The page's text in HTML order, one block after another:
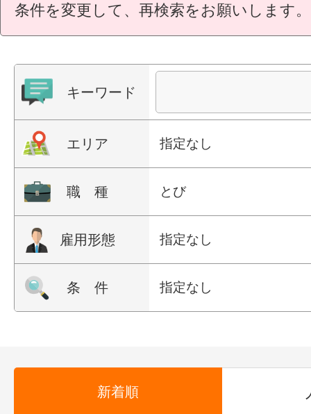
条件を変更して、再検索をお願いします。
キーワード
エリア 指定なし
職 種 とび
雇用形態 指定なし
条 件 指定なし
新着順